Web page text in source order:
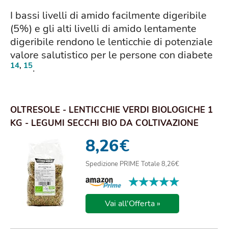
I bassi livelli di amido facilmente digeribile
(5%) e gli alti livelli di amido lentamente
digeribile rendono le lenticchie di potenziale
valore salutistico per le persone con diabete
14, 15.
OLTRESOLE - LENTICCHIE VERDI BIOLOGICHE 1
KG - LEGUMI SECCHI BIO DA COLTIVAZIONE
8,26€
Spedizione PRIME Totale 8,26€
★★★★★
★★★★★
Vai all'Offerta »